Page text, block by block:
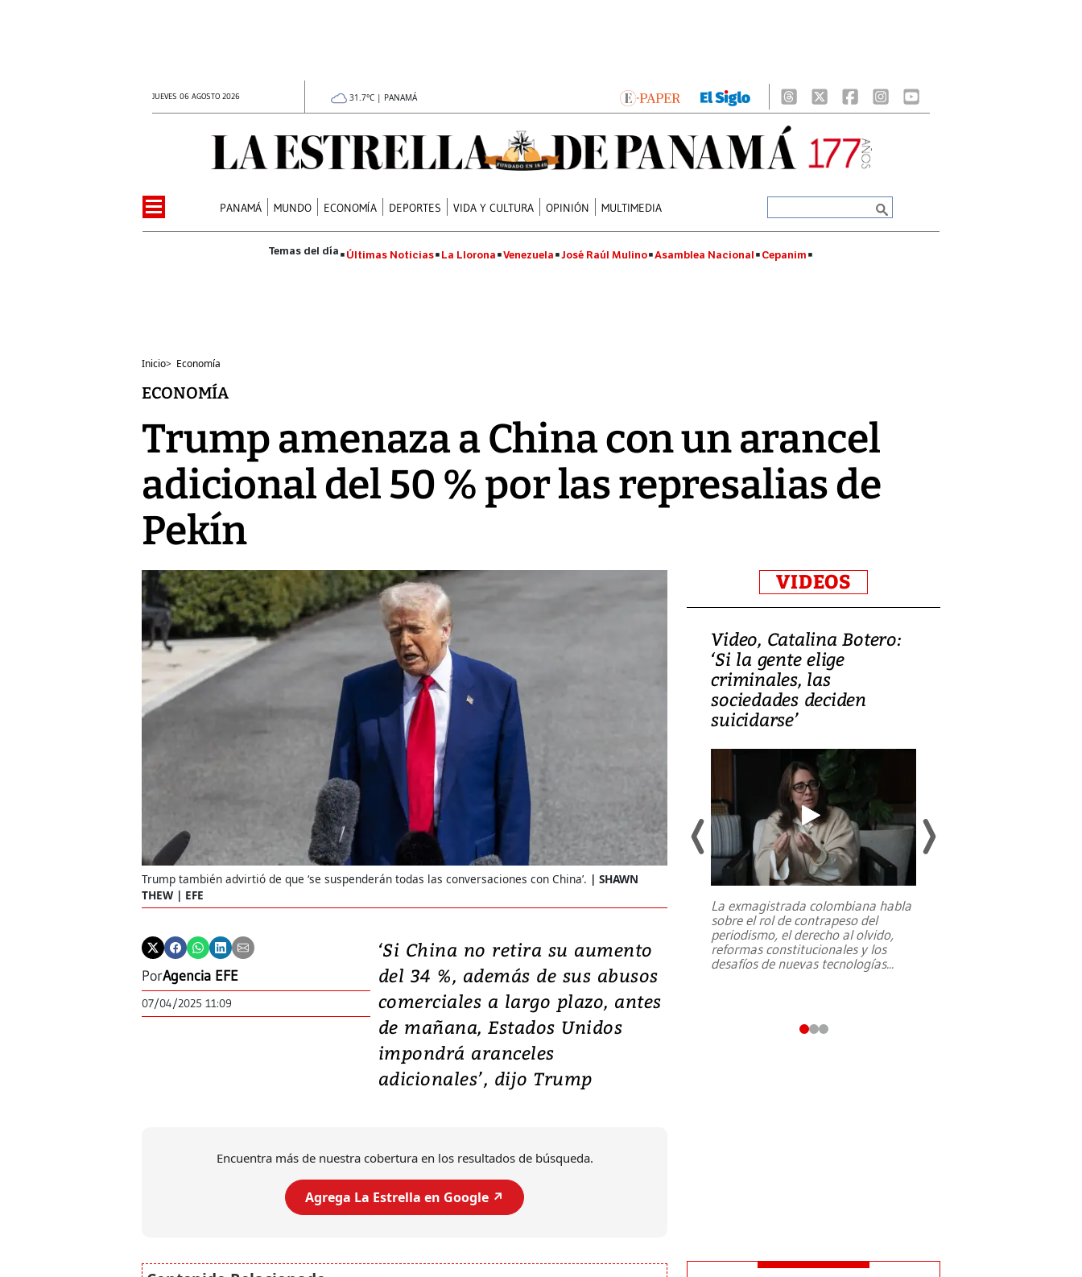
JUEVES 06 AGOSTO 2026 31.7°C | PANAMÁ
PANAMÁ MUNDO ECONOMÍA DEPORTES VIDA Y CULTURA OPINIÓN MULTIMEDIA
Últimas Noticias La Llorona Venezuela José Raúl Mulino Asamblea Nacional Cepanim
Inicio> Economía
ECONOMÍA
Trump amenaza a China con un arancel
adicional del 50 % por las represalias de
Pekín
Trump también advirtió de que ‘se suspenderán todas las conversaciones con China’.
SHAWN
THEW | EFE
PorAgencia EFE
07/04/2025 11:09
‘Si China no retira su aumento
del 34 %, además de sus abusos
comerciales a largo plazo, antes
de mañana, Estados Unidos
impondrá aranceles
adicionales’, dijo Trump
Encuentra más de nuestra cobertura en los resultados de búsqueda.
Agrega La Estrella en Google ↗️
VIDEOS
Video, Japón: Terremoto
deja heridos y graves
daños en Kumamoto
Un fuerte terremoto de magnitud
7,1 se registró este martes 28 de
al sur de Japón, provocando una
Video, Catalina Botero:
‘Si la gente elige
criminales, las
sociedades deciden
suicidarse’
La exmagistrada colombiana habla
sobre el rol de contrapeso del
periodismo, el derecho al olvido,
reformas constitucionales y los
desafíos de nuevas tecnologías...